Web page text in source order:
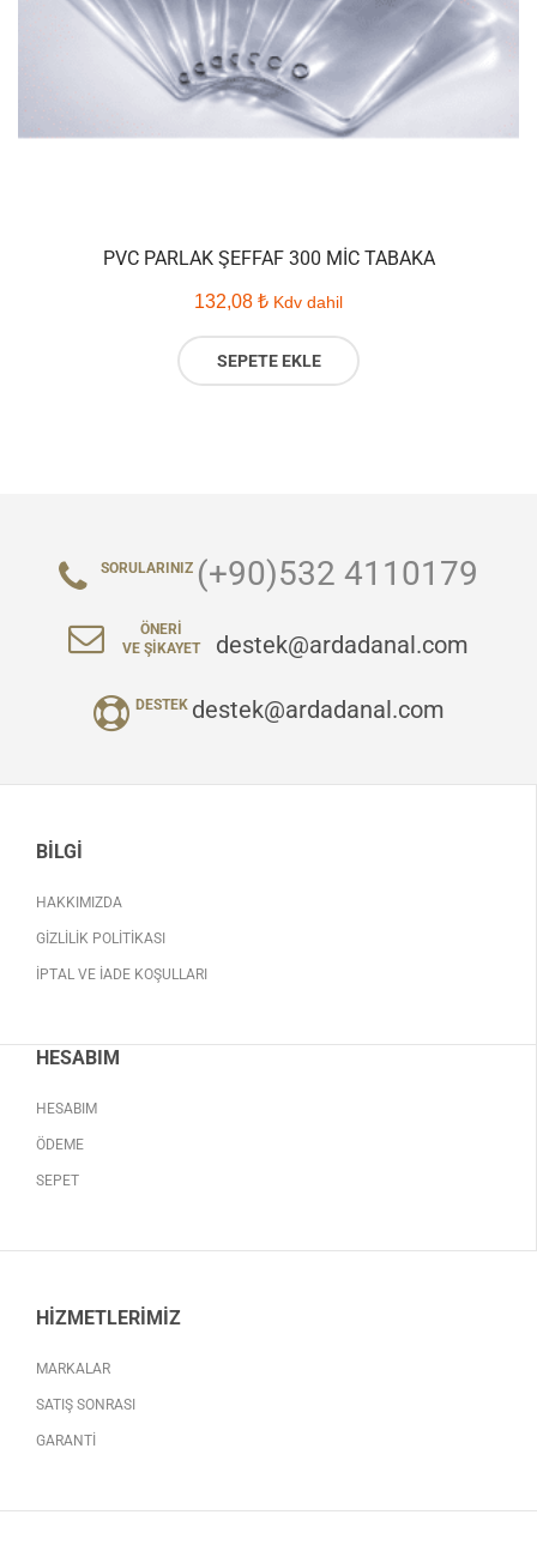
PVC PARLAK ŞEFFAF 300 MIC TABAKA
132,08 ₺ Kdv dahil
SEPETE EKLE
SORULARINIZ (+90)532 4110179
ÖNERI
VE ŞIKAYET
destek@ardadanal.com
DESTEK destek@ardadanal.com
BILGI
HAKKIMIZDA
GIZLILIK POLITIKASI
İPTAL VE İADE KOŞULLARI
HESABIM
HESABIM
ÖDEME
SEPET
HIZMETLERIMIZ
MARKALAR
SATIŞ SONRASI
GARANTI